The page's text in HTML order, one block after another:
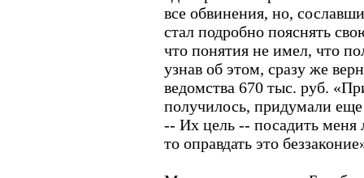
все обвинения, но,
стал подробно пояснять
что понятия не имел, что
узнав об этом, сразу же
ведомства 670 тыс. руб.
получилось, придумали еще
-- Их цель -- посадить меня
то оправдать это